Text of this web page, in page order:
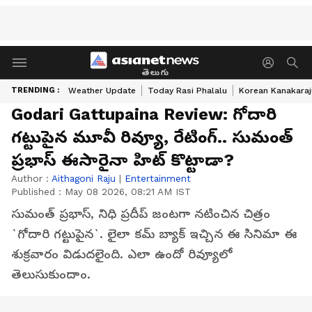
తెలుగు
TRENDING : Weather Update Today Rasi Phalalu Korean
Godari Gattupaina Review: గోదారి
గట్టుపైన మూవీ రివ్యూ, రేటింగ్‌.. సుమంత్‌
ప్రభాస్‌ ఈసారైనా హిట్‌ కొట్టాడా?
Author : Aithagoni Raju | Entertainment
Published : May 08 2026, 08:21 AM IST
సుమంత్‌ ప్రభాస్‌, నిధి ప్రదీప్ జంటగా నటించిన చిత్రం
`గోదారి గట్టుపైన`. లైలా కమ్‌ బ్యాక్‌ ఇచ్చిన ఈ సినిమా ఈ
శుక్రవారం విడుదలైంది. ఎలా ఉందో రివ్యూలో
తెలుసుకుందాం.